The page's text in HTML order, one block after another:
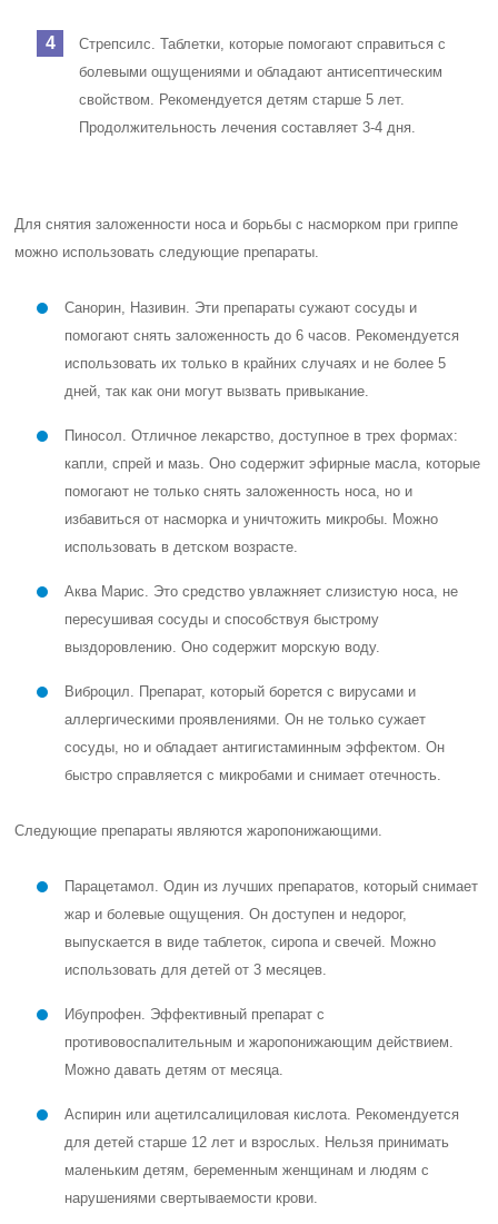
Стрепсилс. Таблетки, которые помогают справиться с
болевыми ощущениями и обладают антисептическим
свойством. Рекомендуется детям старше 5 лет.
Продолжительность лечения составляет 3-4 дня.
Для снятия заложенности носа и борьбы с насморком при гриппе
можно использовать следующие препараты.
Санорин, Називин. Эти препараты сужают сосуды и
помогают снять заложенность до 6 часов. Рекомендуется
использовать их только в крайних случаях и не более 5
дней, так как они могут вызвать привыкание.
Пиносол. Отличное лекарство, доступное в трех формах:
капли, спрей и мазь. Оно содержит эфирные масла, которые
помогают не только снять заложенность носа, но и
избавиться от насморка и уничтожить микробы. Можно
использовать в детском возрасте.
Аква Марис. Это средство увлажняет слизистую носа, не
пересушивая сосуды и способствуя быстрому
выздоровлению. Оно содержит морскую воду.
Виброцил. Препарат, который борется с вирусами и
аллергическими проявлениями. Он не только сужает
сосуды, но и обладает антигистаминным эффектом. Он
быстро справляется с микробами и снимает отечность.
Следующие препараты являются жаропонижающими.
Парацетамол. Один из лучших препаратов, который снимает
жар и болевые ощущения. Он доступен и недорог,
выпускается в виде таблеток, сиропа и свечей. Можно
использовать для детей от 3 месяцев.
Ибупрофен. Эффективный препарат с
противовоспалительным и жаропонижающим действием.
Можно давать детям от месяца.
Аспирин или ацетилсалициловая кислота. Рекомендуется
для детей старше 12 лет и взрослых. Нельзя принимать
маленьким детям, беременным женщинам и людям с
нарушениями свертываемости крови.